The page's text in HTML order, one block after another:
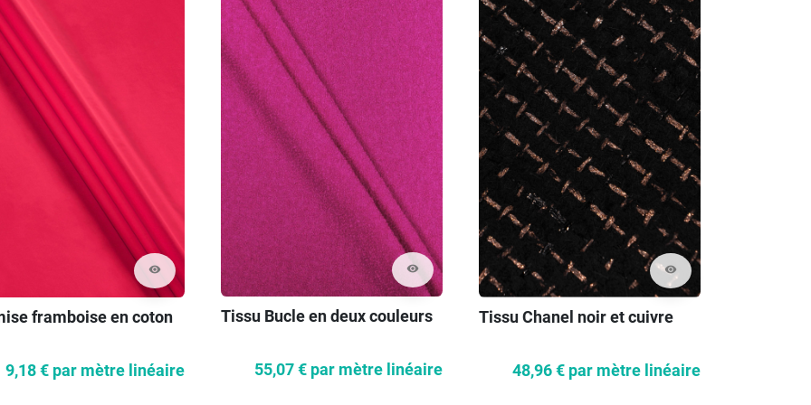
visibility
framboise en coton
9,18 € par mètre linéaire
visibility
Tissu Bucle en deux couleurs
55,07 € par mètre linéaire
visibility
Tissu Chanel noir et cuivre
48,96 € par mètre linéaire